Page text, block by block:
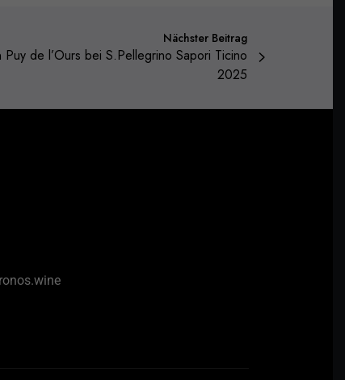
Nächster Beitrag
de l’Ours bei S.Pellegrino Sapori Ticino
2025